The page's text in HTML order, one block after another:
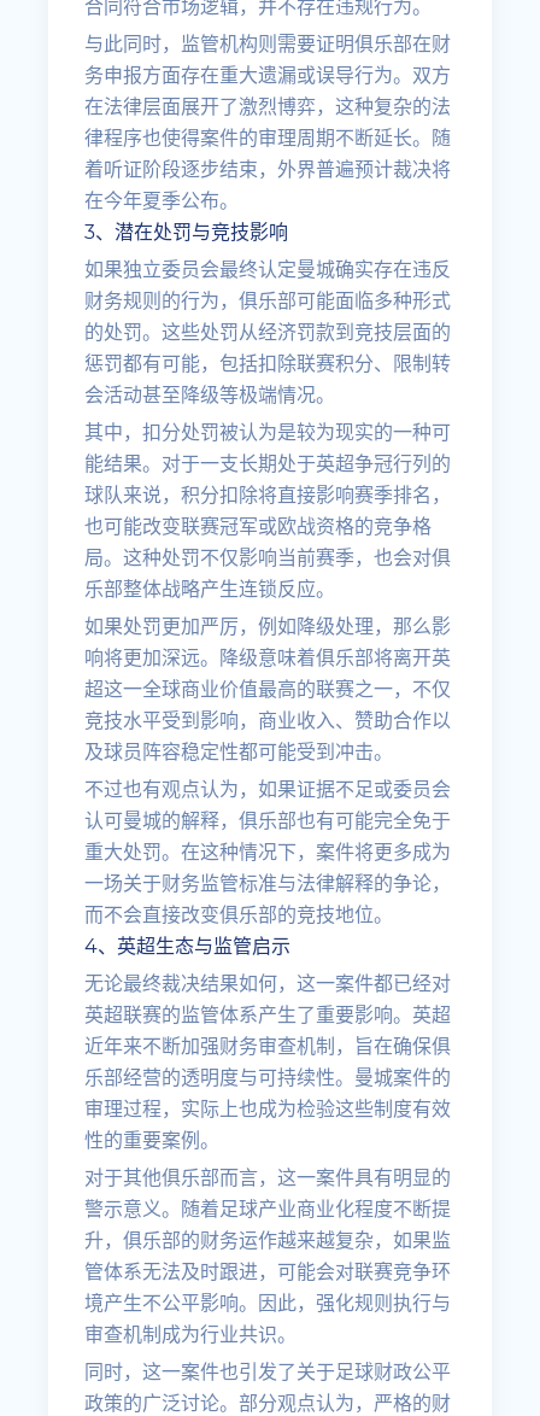
合同符合市场逻辑，并不存在违规行为。
与此同时，监管机构则需要证明俱乐部在财
务申报方面存在重大遗漏或误导行为。双方
在法律层面展开了激烈博弈，这种复杂的法
律程序也使得案件的审理周期不断延长。随
着听证阶段逐步结束，外界普遍预计裁决将
在今年夏季公布。
3、潜在处罚与竞技影响
如果独立委员会最终认定曼城确实存在违反
财务规则的行为，俱乐部可能面临多种形式
的处罚。这些处罚从经济罚款到竞技层面的
惩罚都有可能，包括扣除联赛积分、限制转
会活动甚至降级等极端情况。
其中，扣分处罚被认为是较为现实的一种可
能结果。对于一支长期处于英超争冠行列的
球队来说，积分扣除将直接影响赛季排名，
也可能改变联赛冠军或欧战资格的竞争格
局。这种处罚不仅影响当前赛季，也会对俱
乐部整体战略产生连锁反应。
如果处罚更加严厉，例如降级处理，那么影
响将更加深远。降级意味着俱乐部将离开英
超这一全球商业价值最高的联赛之一，不仅
竞技水平受到影响，商业收入、赞助合作以
及球员阵容稳定性都可能受到冲击。
不过也有观点认为，如果证据不足或委员会
认可曼城的解释，俱乐部也有可能完全免于
重大处罚。在这种情况下，案件将更多成为
一场关于财务监管标准与法律解释的争论，
而不会直接改变俱乐部的竞技地位。
4、英超生态与监管启示
无论最终裁决结果如何，这一案件都已经对
英超联赛的监管体系产生了重要影响。英超
近年来不断加强财务审查机制，旨在确保俱
乐部经营的透明度与可持续性。曼城案件的
审理过程，实际上也成为检验这些制度有效
性的重要案例。
对于其他俱乐部而言，这一案件具有明显的
警示意义。随着足球产业商业化程度不断提
升，俱乐部的财务运作越来越复杂，如果监
管体系无法及时跟进，可能会对联赛竞争环
境产生不公平影响。因此，强化规则执行与
审查机制成为行业共识。
同时，这一案件也引发了关于足球财政公平
政策的广泛讨论。部分观点认为，严格的财